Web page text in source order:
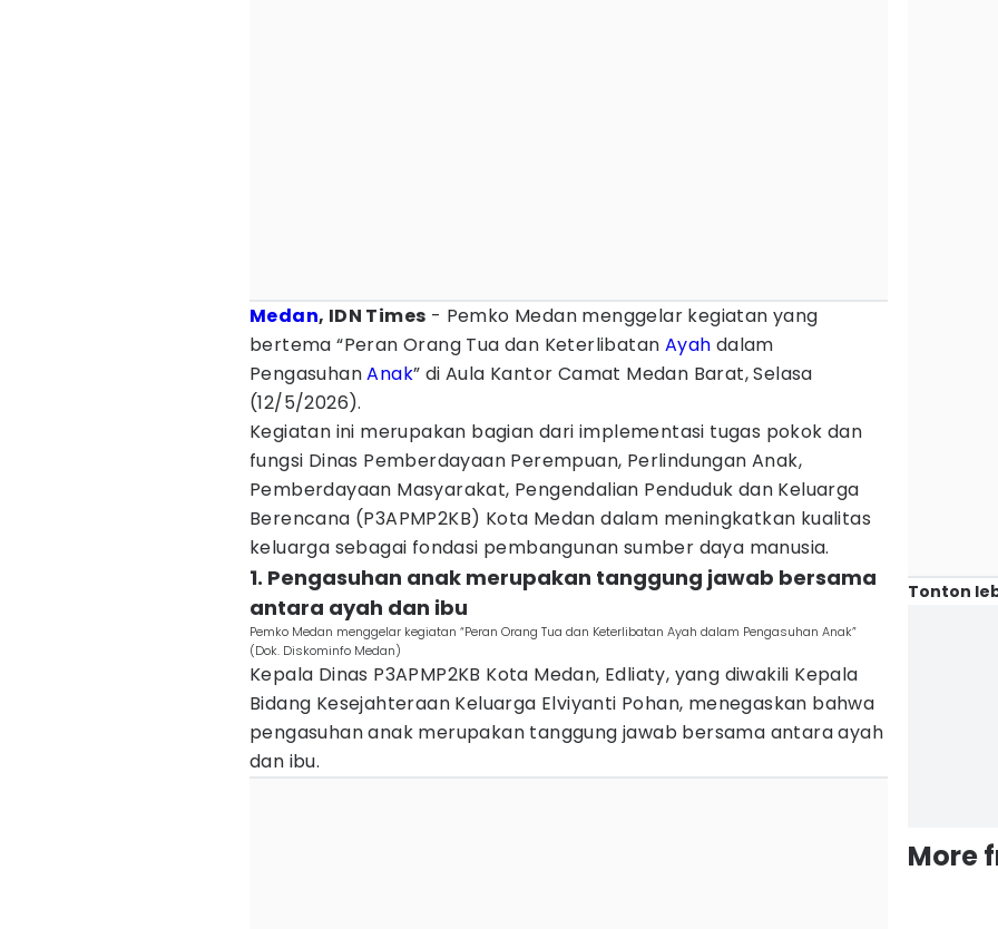
Medan, IDN Times - Pemko Medan menggelar kegiatan yang
bertema “Peran Orang Tua dan Keterlibatan Ayah dalam
PengasuhanAnak” di Aula Kantor Camat Medan Barat, Selasa
(12/5/2026).
Kegiatan ini merupakan bagian dari implementasi tugas pokok dan
fungsi Dinas Pemberdayaan Perempuan, Perlindungan Anak,
Pemberdayaan Masyarakat, Pengendalian Penduduk dan Keluarga
Berencana (P3APMP2KB) Kota Medan dalam meningkatkan kualitas
keluarga sebagai fondasi pembangunan sumber daya manusia.
1. Pengasuhan anak merupakan tanggung jawab bersama
antara ayah dan ibu
Pemko Medan menggelar kegiatan “Peran Orang Tua dan Keterlibatan Ayah dalam Pengasuhan Anak”
(Dok. Diskominfo Medan)
Kepala Dinas P3APMP2KB Kota Medan, Edliaty, yang diwakili Kepala
Bidang Kesejahteraan Keluarga Elviyanti Pohan, menegaskan bahwa
pengasuhan anak merupakan tanggung jawab bersama antara ayah
dan ibu.
Tonton
More